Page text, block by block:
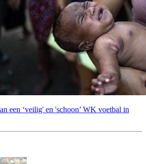
een ‘veilig' en 'schoon’ WK voetbal in